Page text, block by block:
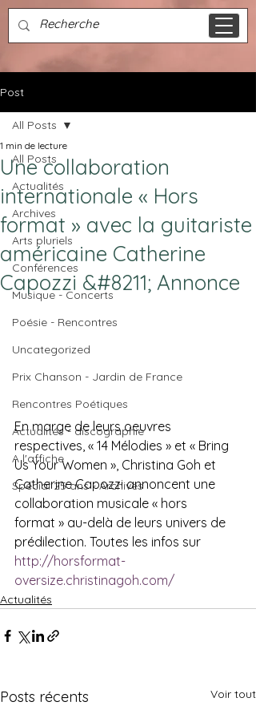
Post
All Posts
Actualités
Archives
Arts pluriels
Conférences
Musique - Concerts
Poésie - Rencontres
Uncategorized
Prix Chanson - Jardin de France
Rencontres Poétiques
Actualités - discographie
A l'affiche
Spécial 25 ans - Archives
All Posts
Une collaboration
internationale « Hors
format » avec la guitariste
américaine Catherine
Capozzi &#8211; Annonce
1 min de lecture
En marge de leurs oeuvres
respectives, « 14 Mélodies » et « Bring
Us Your Women », Christina Goh et
Catherine Capozzi annoncent une
collaboration musicale « hors
format » au-delà de leurs univers de
prédilection. Toutes les infos sur
http://horsformat-
oversize.christinagoh.com/
Actualités
Posts récents Voir tout